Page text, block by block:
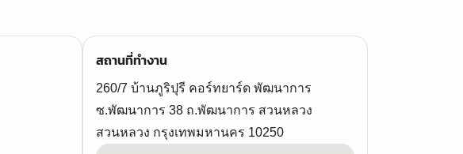
สถานที่ทำงาน
260/7 บ้านภูริปุรี คอร์ทยาร์ด พัฒนาการ
ซ.พัฒนาการ 38 ถ.พัฒนาการ สวนหลวง
สวนหลวง กรุงเทพมหานคร 10250